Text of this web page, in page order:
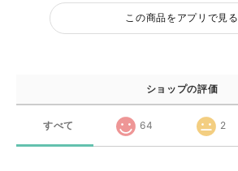
この商品をアプリで見る
ショップの評価
すべて 64 2